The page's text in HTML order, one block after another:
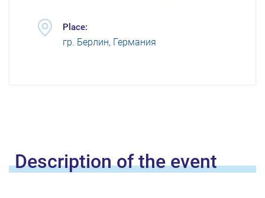
Place:
гр. Берлин, Германия
Description of theevent